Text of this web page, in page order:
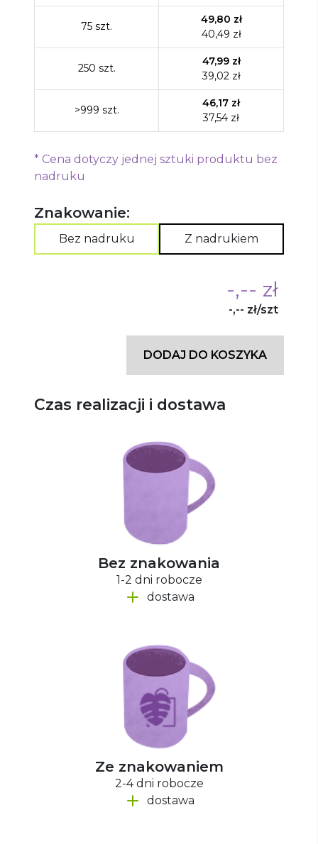
75 szt.
49,80 zł
40,49 zł
250 szt.
47,99 zł
39,02 zł
>999 szt.
46,17 zł
37,54 zł
* Cena dotyczy jednej sztuki produktu bez
nadruku
Znakowanie:
Bez nadruku Z nadrukiem
-,-- zł
-,-- zł/szt
DODAJ DO KOSZYKA
Czas realizacji i dostawa
Bez znakowania
1-2 dni robocze
dostawa
Ze znakowaniem
2-4 dni robocze
dostawa